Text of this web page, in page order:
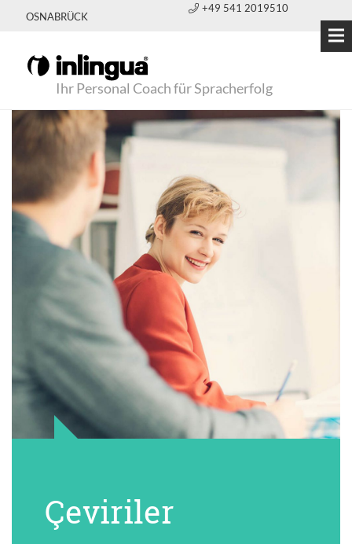
OSNABRÜCK
+49 541 2019510
Ihr Personal Coach für Spracherfolg
Çeviriler